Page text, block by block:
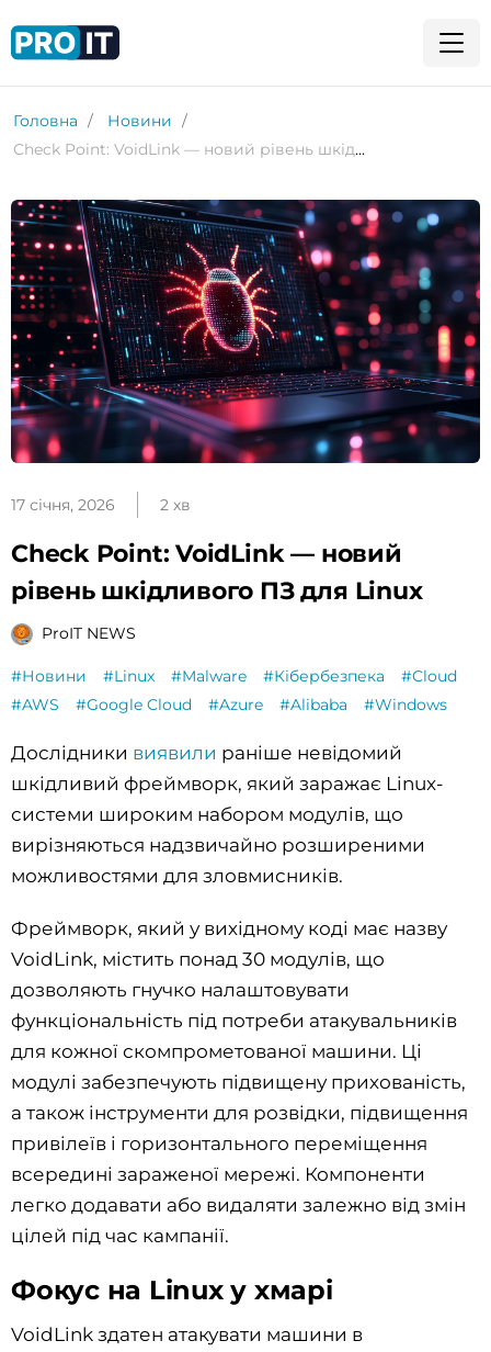
Головна
Новини
Check Point: VoidLink — новий рівень шкідливого ПЗ для Linux
17 січня, 2026 2 хв
Check Point: VoidLink — новий
рівень шкідливого ПЗ для Linux
ProIT NEWS
#Новини #Linux #Malware #Кібербезпека
#Cloud
#AWS
#Google Cloud #Azure #Alibaba #Windows
Дослідники виявили раніше невідомий
шкідливий фреймворк, який заражає Linux-
системи широким набором модулів, що
вирізняються надзвичайно розширеними
можливостями для зловмисників.
Фреймворк, який у вихідному коді має назву
VoidLink, містить понад 30 модулів, що
дозволяють гнучко налаштовувати
функціональність під потреби атакувальників
для кожної скомпрометованої машини. Ці
модулі забезпечують підвищену прихованість,
а також інструменти для розвідки, підвищення
привілеїв і горизонтального переміщення
всередині зараженої мережі. Компоненти
легко додавати або видаляти залежно від змін
цілей під час кампанії.
Фокус на Linux у хмарі
VoidLink здатен атакувати машини в